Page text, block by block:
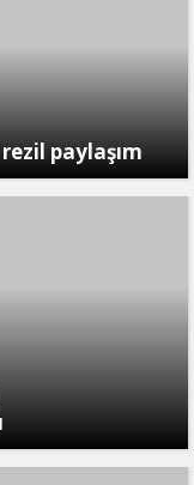
paylaşım